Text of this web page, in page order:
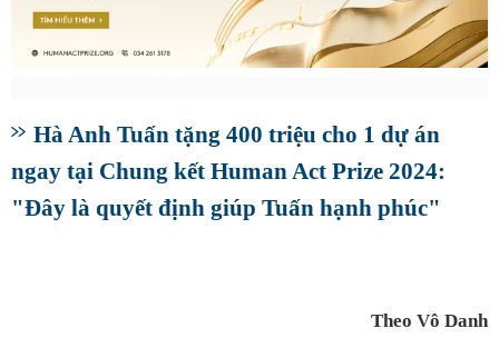
Hà Anh Tuấn tặng 400 triệu cho 1 dự án
ngay tại Chung kết Human Act Prize 2024:
"Đây là quyết định giúp Tuấn hạnh phúc"
Theo Vô Danh